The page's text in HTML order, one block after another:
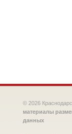
© 2026
материалы
данных